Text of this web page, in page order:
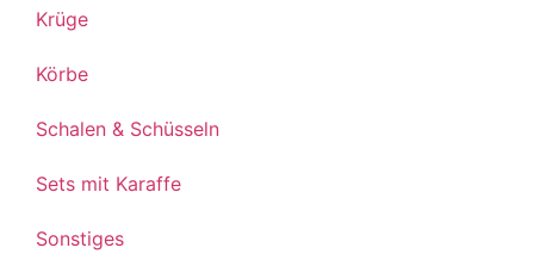
Krüge
Körbe
Schalen & Schüsseln
Sets mit Karaffe
Sonstiges